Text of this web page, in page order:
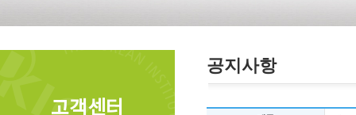
고객센터
공지사항